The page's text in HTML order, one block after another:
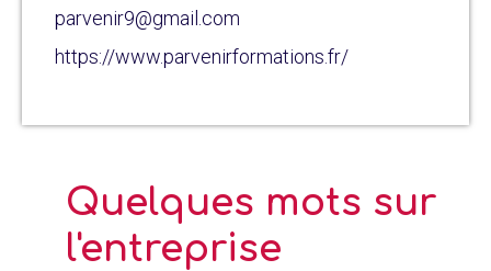
parvenir9@gmail.com
https://www.parvenirformations.fr/
Quelques mots sur
l'entreprise